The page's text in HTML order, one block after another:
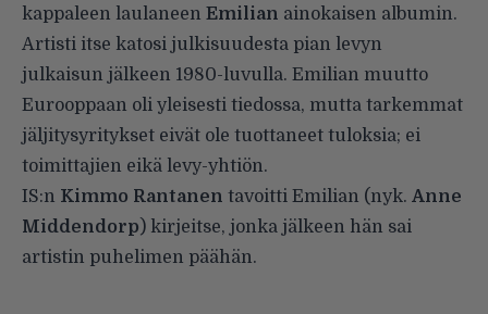
kappaleen laulaneen Emilian ainokaisen albumin.
Artisti itse katosi julkisuudesta pian levyn
julkaisun jälkeen 1980-luvulla. Emilian muutto
Eurooppaan oli yleisesti tiedossa, mutta tarkemmat
jäljitysyritykset eivät ole tuottaneet tuloksia; ei
toimittajien eikä levy-yhtiön.
IS:n Kimmo Rantanen tavoitti Emilian (nyk. Anne
Middendorp) kirjeitse, jonka jälkeen hän sai
artistin puhelimen päähän.